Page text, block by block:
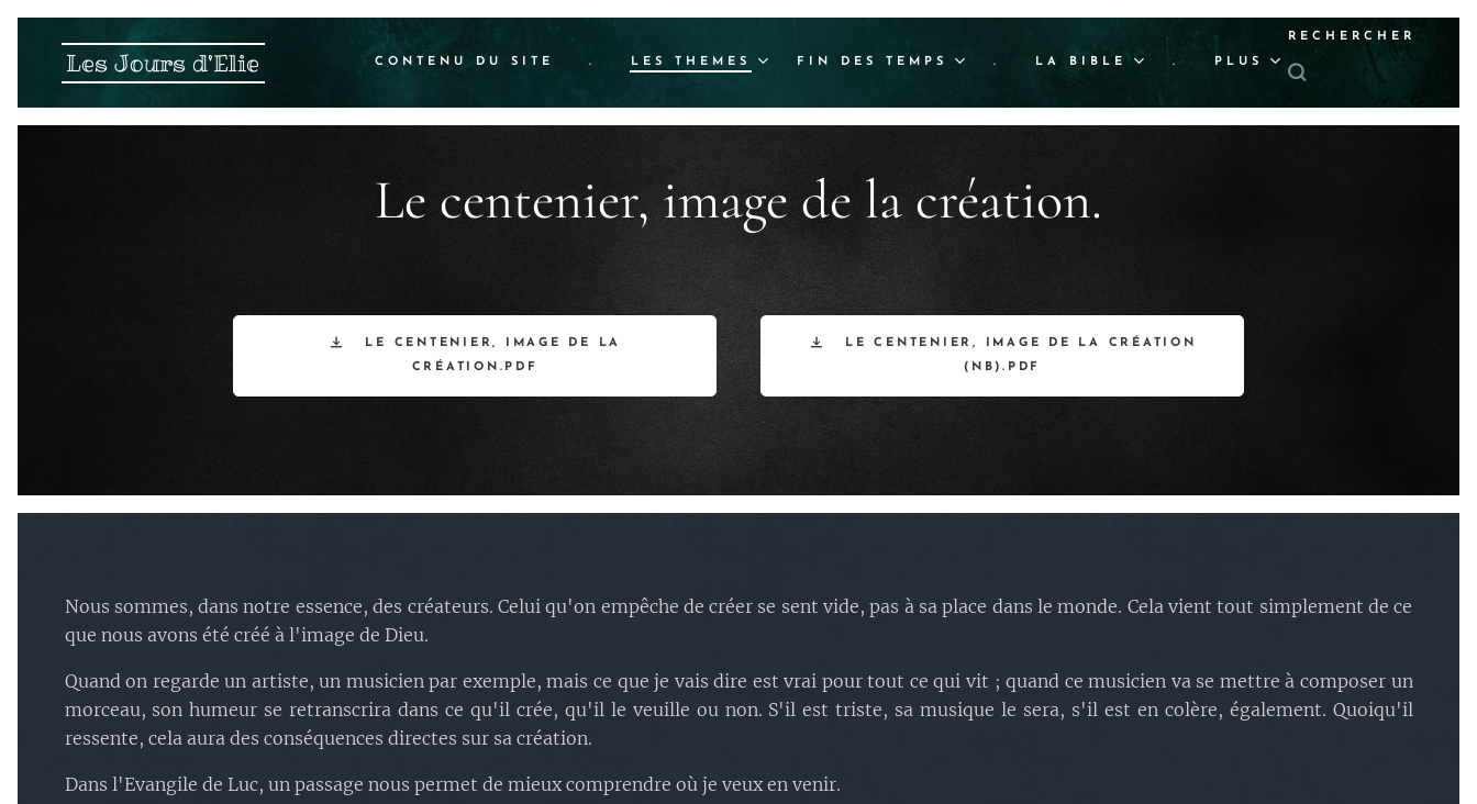
Les Jours d'Elie CONTENU DU SITE . LES THEMES FIN DES TEMPS . LA BIBLE . PLUS
RECHERCHER
Le centenier, image de la création.
LE CENTENIER, IMAGE DE LA
CRÉATION.PDF
LE CENTENIER, IMAGE DE LA CRÉATION
(NB).PDF
Nous sommes, dans notre essence, des créateurs. Celui qu'on empêche de créer se sent vide, pas à sa place dans le monde. Cela vient tout simplement de ce
que nous avons été créé à l'image de Dieu.
Quand on regarde un artiste, un musicien par exemple, mais ce que je vais dire est vrai pour tout ce qui vit ; quand ce musicien va se mettre à composer un
morceau, son humeur se retranscrira dans ce qu'il crée, qu'il le veuille ou non. S'il est triste, sa musique le sera, s'il est en colère, également. Quoiqu'il
ressente, cela aura des conséquences directes sur sa création.
Dans l'Evangile de Luc, un passage nous permet de mieux comprendre où je veux en venir.